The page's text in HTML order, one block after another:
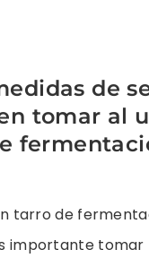
de
tomar al
tarro de
importante tomar